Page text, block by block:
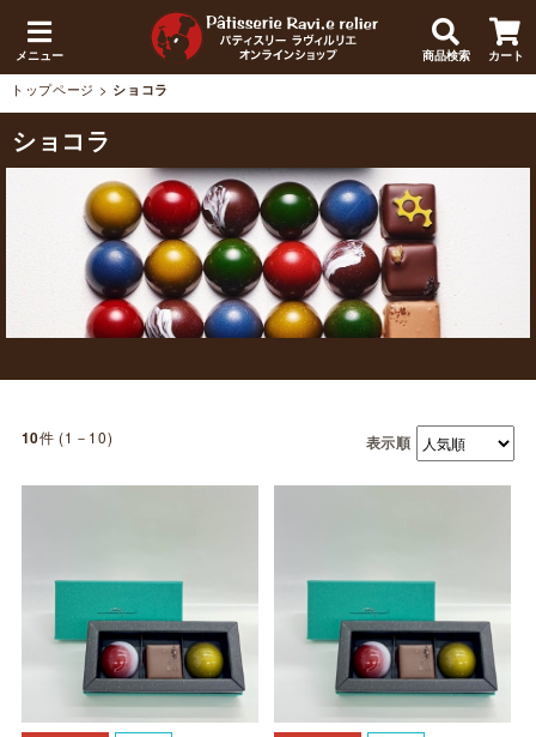
メニュー 商品検索 カート
トップページ > ショコラ
ショコラ
10件 (1－10) 表示順